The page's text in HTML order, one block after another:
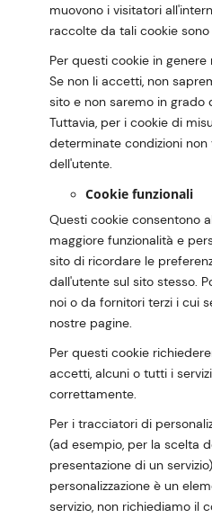
muovono i visitatori
raccolte da tali cookie
Per questi cookie in
Se non li accetti, non
sito e non saremo in grado
Tuttavia, per i cookie di
determinate condizioni
dell'utente.
Cookie funzionali
Questi cookie consentono
maggiore funzionalità e
sito di ricordare le
dall'utente sul sito stesso.
noi o da fornitori terzi i cui
nostre pagine.
Per questi cookie
accetti, alcuni o tutti i
correttamente.
Per i tracciatori di
(ad esempio, per la scelta
presentazione di un
personalizzazione è un
servizio, non richiediamo il